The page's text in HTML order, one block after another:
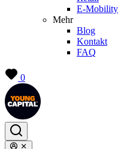
E-Mobility
Mehr
Blog
Kontakt
FAQ
0